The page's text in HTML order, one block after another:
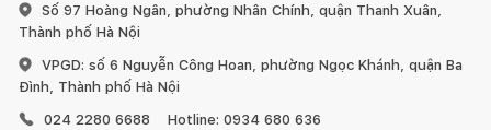
Số 97 Hoàng Ngân, phường Nhân Chính, quận Thanh Xuân,
Thành phố Hà Nội
VPGD: số 6 Nguyễn Công Hoan, phường Ngọc Khánh, quận Ba
Đình, Thành phố Hà Nội
024 2280 6688
Hotline: 0934 680 636